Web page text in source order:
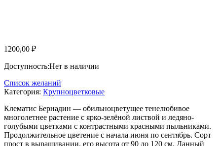
1200,00 ₽
Доступность:Нет в наличии
Список желаний
Категория: Крупноцветковые
Клематис Бернадин — обильноцветущее тенелюбивое
многолетнее растение с ярко-зелёной листвой и ледяно-
голубыми цветками с контрастными красными пыльниками.
Продолжительное цветение с начала июня по сентябрь. Сорт
прост в выращивании, его высота от 90 до 120 см. Данный